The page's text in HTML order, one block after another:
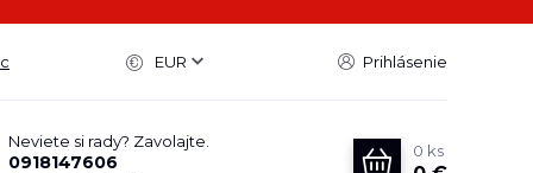
EUR Prihlásenie
Neviete si rady? Zavolajte.
0918147606
0 ks